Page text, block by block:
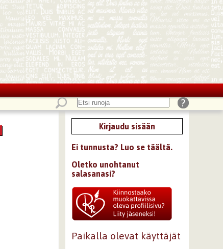
Kirjaudu sisään
Ei tunnusta? Luo se täältä.
Oletko unohtanut
salasanasi?
Paikalla olevat käyttäjät